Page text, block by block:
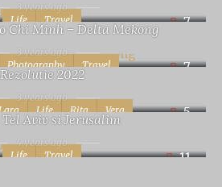
Life Travel 7
3 years ago
Photography Travel 7
Chi Minh – Delta Mekong
3 years ago
Life Rita Vera 5
Rezolutie 2022
3 years ago
Life Travel 11
Aviv si Jerusalim
4 years ago